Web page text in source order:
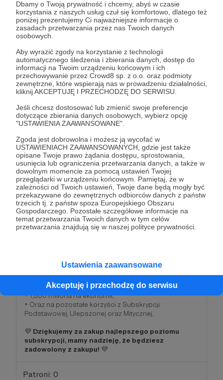
Dbamy o Twoją prywatność i chcemy, abyś w czasie
korzystania z naszych usług czuł się komfortowo, dlatego też
poniżej prezentujemy Ci najważniejsze informacje o
zasadach przetwarzania przez nas Twoich danych
osobowych.
Aby wyrazić zgody na korzystanie z technologii
automatycznego śledzenia i zbierania danych, dostęp do
informacji na Twoim urządzeniu końcowym i ich
przechowywanie przez Crowd8 sp. z o.o. oraz podmioty
zewnętrzne, które wspierają nas w prowadzeniu działalności,
kliknij AKCEPTUJĘ I PRZECHODZĘ DO SERWISU.
Jeśli chcesz dostosować lub zmienić swoje preferencje
dotyczące zbierania danych osobowych, wybierz opcję
"USTAWIENIA ZAAWANSOWANE".
Zgoda jest dobrowolna i możesz ją wycofać w
USTAWIENIACH ZAAWANSOWANYCH, gdzie jest także
opisane Twoje prawo żądania dostępu, sprostowania,
usunięcia lub ograniczenia przetwarzania danych, a także w
dowolnym momencie za pomocą ustawień Twojej
przeglądarki w urządzeniu końcowym. Pamiętaj, że w
zależności od Twoich ustawień, Twoje dane będą mogły być
przekazywane do zewnętrznych odbiorców danych z państw
trzecich tj. z państw spoza Europejskiego Obszaru
Gospodarczego. Pozostałe szczegółowe informacje na
temat przetwarzania Twoich danych w tym celów
przetwarzania znajdują się w naszej polityce prywatności.
Ustawienia zaawansowane
Akceptuję i przechodzę do serwisu
Patroni: 0
59 zł miesięcznie
Burżuazyjna Subskrypcja Mangozjebawki 🏆
Patroni, którzy zakupią Burżuazyjną Subskrypcję
Mangozjebawki mogą liczyć na:
+ RangęBurżuazyjna Subskrypcja,
+ Możliwość dodania 5 emotek na serwer. (Emotki
należy wysłać do nocusz.),
+ Unban dla dwóch wybranych przez ciebie osób
(dosłownie każdej),
+ Mute dla dwóch wybranych przez siebie osób raz w
miesiącu na godzinę!
+ Możliwość reklamowania swoich social mediow (na
przykład kanału na twitchu),
+ Podziękowania za wsparcie Imperium od samego
samej górze),
+ Wszystkie permisje na kanałach głosowych,
+ Prawie największe bonusy na botach (Wyższe od
niższych subskrypcji),
+ 1,500 miliona na ekonomii,
+ Oraz na pozostałe korzyści z Subskrypcji:
Podstawowej, Ulepszonej oraz Mitycznej,
💜 Dziękujemy za zakup najlepszego poziomu
subskrypcji, mamy nadzieję, że będziesz
zadowolony z zakupu! 💜
Patroni: 0